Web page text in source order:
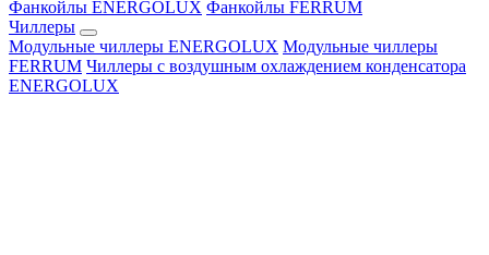
Фанкойлы ENERGOLUX Фанкойлы FERRUM
Чиллеры
Модульные чиллеры ENERGOLUX Модульные чиллеры
FERRUM Чиллеры с воздушным охлаждением конденсатора
ENERGOLUX